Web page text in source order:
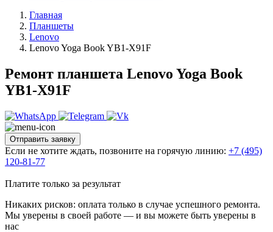
Главная
Планшеты
Lenovo
Lenovo Yoga Book YB1-X91F
Ремонт планшета Lenovo Yoga Book
YB1-X91F
Отправить заявку
Если не хотите ждать, позвоните на горячую линию: +7 (495)
120-81-77
Платите только за результат
Никаких рисков: оплата только в случае успешного ремонта.
Мы уверены в своей работе — и вы можете быть уверены в
нас